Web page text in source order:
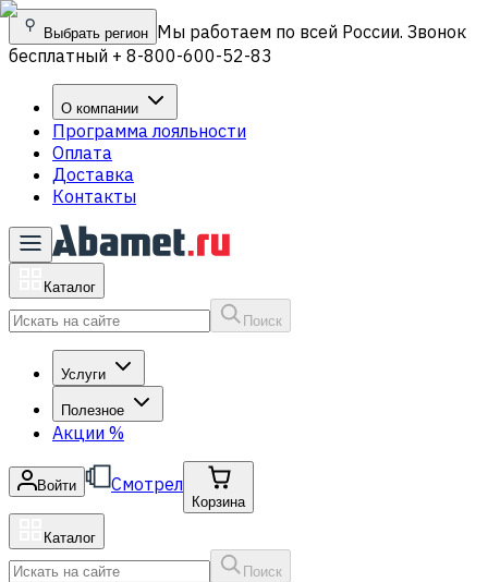
Выбрать регион Мы работаем по всей России. Звонок
бесплатный + 8-800-600-52-83
О компании
Программа лояльности
Оплата
Доставка
Контакты
Каталог
Поиск
Услуги
Полезное
Акции %
Войти Смотрел
Корзина
Каталог
Поиск